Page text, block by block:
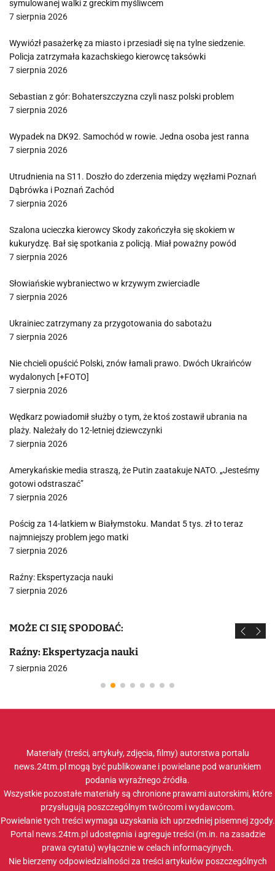
symulowanej walki z greckim myśliwcem
7 sierpnia 2026
Wywiózł pasażerkę za miasto i przesiadł się na tylne siedzenie.
Policja zatrzymała kazachskiego kierowcę taksówki
7 sierpnia 2026
Sebastian z gór: Bohaterszczyzna czyli nasz polski problem
7 sierpnia 2026
Wypadek na DK92. Samochód w rowie. Jedna osoba jest ranna
7 sierpnia 2026
Utrudnienia na S11. Doszło do zderzenia między węzłami Poznań
Dąbrówka i Poznań Zachód
7 sierpnia 2026
Szalona ucieczka kierowcy Skody zakończyła się skokiem w
kukurydzę. Bał się spotkania z policją. Miał poważny powód
7 sierpnia 2026
Słowiańskie wybraniectwo w krzywym zwierciadle
7 sierpnia 2026
Ukrainiec zatrzymany za przygotowania do sabotażu
7 sierpnia 2026
Nie chcieli opuścić Polski, znów łamali prawo. Dwóch Ukraińców
wydalonych [+FOTO]
7 sierpnia 2026
Wędkarz powiadomił służby o tym, że ktoś zostawił ubrania na
plaży. Należały do 12-letniej dziewczynki
7 sierpnia 2026
Amerykańskie media straszą, że Putin zaatakuje NATO. „Jesteśmy
gotowi odstraszać”
7 sierpnia 2026
Pościg za 14-latkiem w Białymstoku. Mandat 5 tys. zł to teraz
najmniejszy problem jego matki
7 sierpnia 2026
Raźny: Ekspertyzacja nauki
7 sierpnia 2026
MOŻE CI SIĘ SPODOBAĆ:
Raźny: Ekspertyzacja nauki
7 sierpnia 2026
Materiały (treści, artykuły, zdjęcia, filmy) autorstwa portalu
news.24tm.pl mogą być publikowane i powielane pod warunkiem
podania wyraźnego źródła.
Wszystkie pozostałe materiały są chronione prawami autorskimi, które
przysługują poszczególnym twórcom i wydawcom.
Powielanie tych treści wymaga uzyskania ich uprzedniej pisemnej zgody.
Portal news.24tm.pl udostępnia i agreguje treści (m.in. na zasadzie
prawa cytatu) wyłącznie w celach informacyjnych.
Nie bierzemy odpowiedzialności za treści artykułów poszczególnych